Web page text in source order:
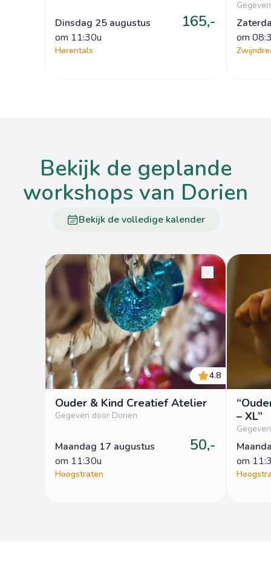
Dinsdag 25 augustus
om 11:30u
165,-
Herentals
om
bekijk de geplande
workshops van Dorien
Bekijk de volledige kalender
4.8
Ouder & Kind Creatief Atelier
Gegeven door Dorien
Maandag 17 augustus
om 11:30u
50,-
Hoogstraten
– XL”
om